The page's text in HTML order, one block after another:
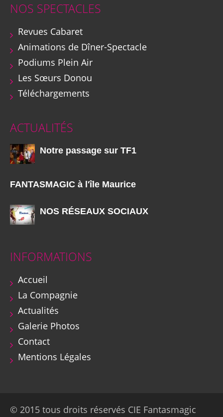
NOS SPECTACLES
Revues Cabaret
Animations de Dîner-Spectacle
Podiums Plein Air
Les Sœurs Donou
Téléchargements
ACTUALITÉS
Notre passage sur TF1
FANTASMAGIC à l'île Maurice
NOS RÉSEAUX SOCIAUX
INFORMATIONS
Accueil
La Compagnie
Actualités
Galerie Photos
Contact
Mentions Légales
© 2015 tous droits réservés CIE Fantasmagic